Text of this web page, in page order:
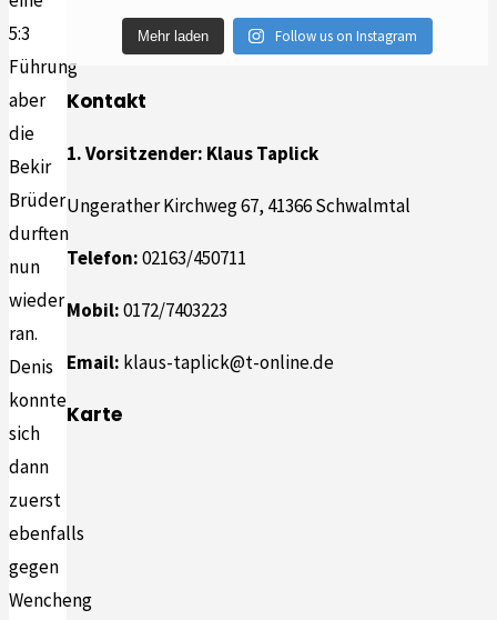
5:3
Führung
aber
die
Bekir
Brüder
durften
nun
wieder
ran.
Denis
konnte
sich
dann
zuerst
ebenfalls
gegen
Wencheng
Mehr laden Follow us on Instagram
Kontakt
1. Vorsitzender: Klaus Taplick
Ungerather Kirchweg 67, 41366 Schwalmtal
Telefon:02163/450711
Mobil:0172/7403223
Email: klaus-taplick@t-online.de
Karte